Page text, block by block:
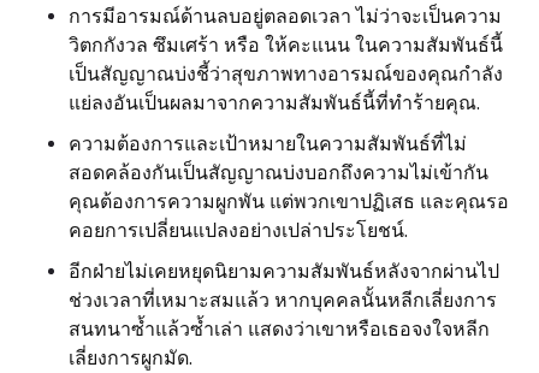
การมีอารมณ์ด้านลบอยู่ตลอดเวลา ไม่ว่าจะเป็นความ
วิตกกังวล ซึมเศร้า หรือ ให้คะแนน ในความสัมพันธ์นี้
เป็นสัญญาณบ่งชี้ว่าสุขภาพทางอารมณ์ของคุณกำลัง
แย่ลงอันเป็นผลมาจากความสัมพันธ์นี้ที่ทำร้ายคุณ.
ความต้องการและเป้าหมายในความสัมพันธ์ที่ไม่
สอดคล้องกันเป็นสัญญาณบ่งบอกถึงความไม่เข้ากัน
คุณต้องการความผูกพัน แต่พวกเขาปฏิเสธ และคุณรอ
คอยการเปลี่ยนแปลงอย่างเปล่าประโยชน์.
อีกฝ่ายไม่เคยหยุดนิยามความสัมพันธ์หลังจากผ่านไป
ช่วงเวลาที่เหมาะสมแล้ว หากบุคคลนั้นหลีกเลี่ยงการ
สนทนาซ้ำแล้วซ้ำเล่า แสดงว่าเขาหรือเธอจงใจหลีก
เลี่ยงการผูกมัด.